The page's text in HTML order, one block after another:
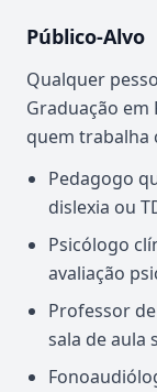
Público-Alvo
Qualquer
Graduação em
quem trabalha
Pedagogo
dislexia ou
Psicólogo
avaliação
Professor
sala de aula